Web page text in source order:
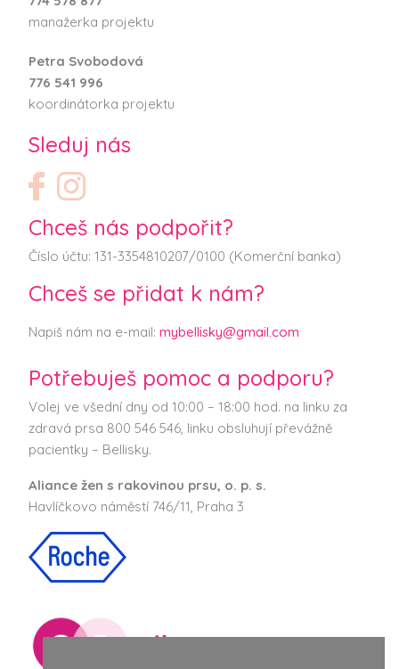
manažerka projektu
Petra Svobodová
776 541 996
koordinátorka projektu
Sleduj nás
Chceš nás podpořit?
Číslo účtu: 131-3354810207/0100 (Komerční banka)
Chceš se přidat k nám?
Napiš nám na e-mail: mybellisky@gmail.com
Potřebuješ pomoc a podporu?
Volej ve všední dny od 10:00 – 18:00 hod. na linku za
zdravá prsa 800 546 546, linku obsluhují převážně
pacientky – Bellisky.
Aliance žen s rakovinou prsu, o. p. s.
Havlíčkovo náměstí 746/11, Praha 3